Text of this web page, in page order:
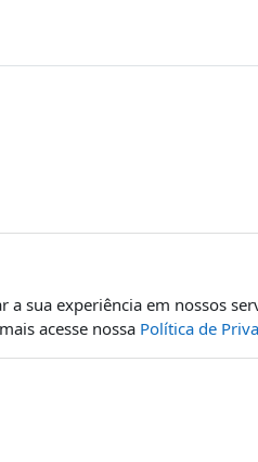
sua experiência em nossos
acesse nossa Política de